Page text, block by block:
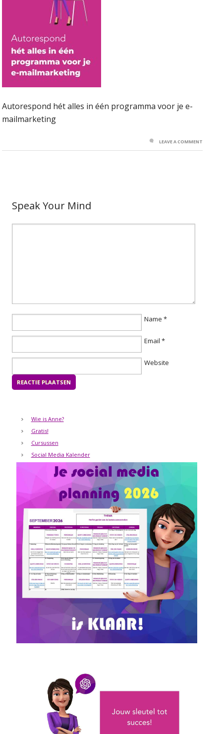
Autorespond hét alles in één programma voor je e-
mailmarketing
LEAVE A COMMENT
Speak Your Mind
Name *
Email *
Website
Wie is Anne?
Gratis!
Cursussen
Social Media Kalender